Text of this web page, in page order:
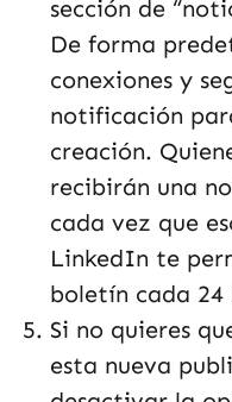
sección de
De forma
conexiones y
notificación
creación.
recibirán una
cada vez que
LinkedIn te
boletín cada 24
Si no quieres
esta nueva